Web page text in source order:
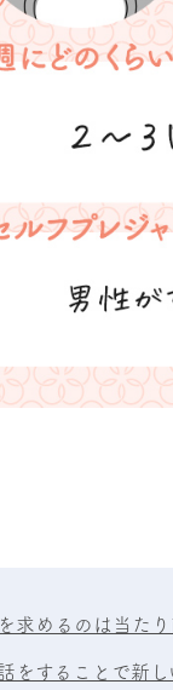
を求めるのは当た
をすることで新